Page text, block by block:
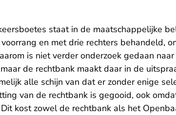
staat in de maatschappelijke
en met drie rechters behandeld,
is niet verder onderzoek gedaan
de rechtbank maakt daar in de
alle schijn van dat er zonder enige
van de rechtbank is gegooid, ook
kost zowel de rechtbank als het